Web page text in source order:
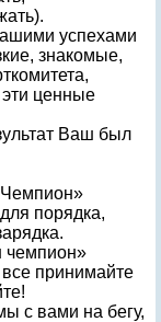
успехами
знакомые,
ценные
Ваш был
порядка,
чемпион»
принимайте
с вами на бегу,